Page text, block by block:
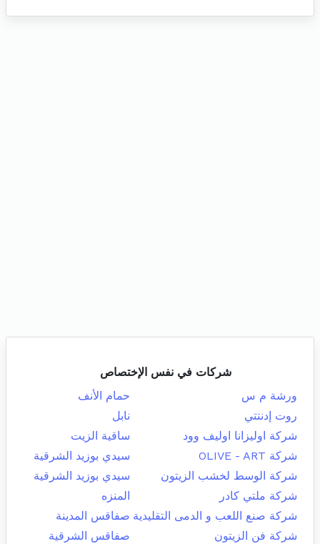
شركات في نفس الإختصاص
ورشة م س
حمام الأنف
روت إدنتتي
نابل
شركة اوليزانا اوليف وود
ساقية الزيت
شركة OLIVE - ART
سيدي بوزيد الشرقية
شركة الوسط لخشب الزيتون
سيدي بوزيد الشرقية
شركة ملتي كادر
المنزه
شركة صنع اللعب و الدمى التقليدية صفاقس المدينة
شركة فن الزيتون
صفاقس الشرقية